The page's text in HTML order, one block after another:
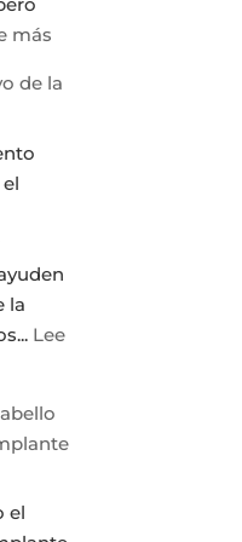
más
eliminar
de la
la
Lee
el